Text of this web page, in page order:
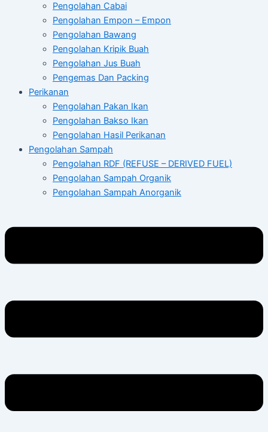
Pengolahan Cabai
Pengolahan Empon – Empon
Pengolahan Bawang
Pengolahan Kripik Buah
Pengolahan Jus Buah
Pengemas Dan Packing
Perikanan
Pengolahan Pakan Ikan
Pengolahan Bakso Ikan
Pengolahan Hasil Perikanan
Pengolahan Sampah
Pengolahan RDF (REFUSE – DERIVED FUEL)
Pengolahan Sampah Organik
Pengolahan Sampah Anorganik